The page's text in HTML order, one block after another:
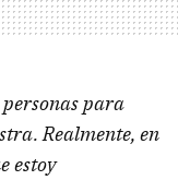
personas para
Realmente, en
estoy